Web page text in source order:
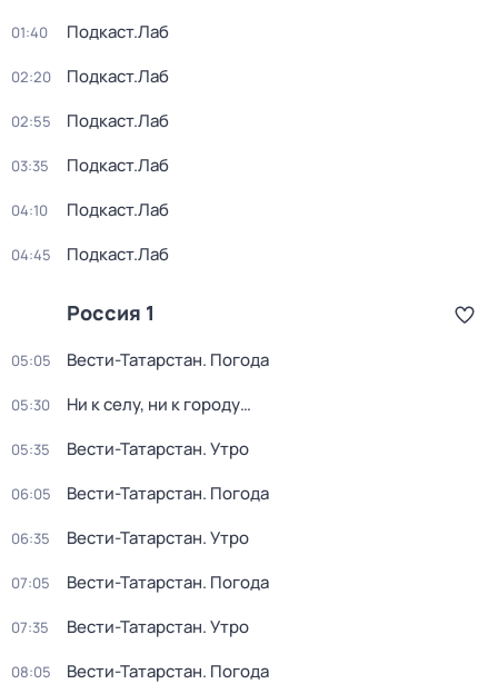
01:40 Подкаст.Лаб
02:20 Подкаст.Лаб
02:55 Подкаст.Лаб
03:35 Подкаст.Лаб
04:10 Подкаст.Лаб
04:45 Подкаст.Лаб
Россия 1
05:05 Вести-Татарстан. Погода
05:30 Ни к селу, ни к городу…
05:35 Вести-Татарстан. Утро
06:05 Вести-Татарстан. Погода
06:35 Вести-Татарстан. Утро
07:05 Вести-Татарстан. Погода
07:35 Вести-Татарстан. Утро
08:05 Вести-Татарстан. Погода